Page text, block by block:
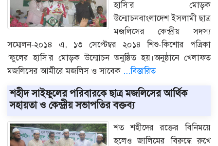
হাসি’র মোড়ক
উন্মোচনবাংলাদেশ ইসলামী ছাত্র
মজলিসের কেন্দ্রীয় সদস্য
সম্মেলন-২০১৪ এ, ১৩ সেপ্টেম্বর ২০১৪ শিশু-কিশোর পত্রিকা
‘ফুলের হাসি’র মোড়ক উন্মোচন অনুষ্ঠিত হয়।অনুষ্ঠানে খেলাফত
মজলিসের আমীরে মজলিস ও সাবেক ...বিস্তারিত
শহীদ সাইফুলের পরিবারকে ছাত্র মজলিসের আর্থিক
সহায়তা ও কেন্দ্রীয় সভাপতির বক্তব্য
শত শহীদের রক্তের বিনিময়ে
হলেও জালিমের বিরুদ্ধে রুখে